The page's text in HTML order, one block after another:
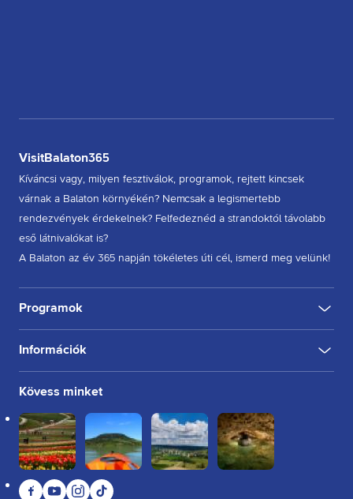
VisitBalaton365
Kíváncsi vagy, milyen fesztiválok, programok, rejtett kincsek
várnak a Balaton környékén? Nemcsak a legismertebb
rendezvények érdekelnek? Felfedeznéd a strandoktól távolabb
eső látnivalókat is?
A Balaton az év 365 napján tökéletes úti cél, ismerd meg velünk!
Programok
KULTÚRA FESZTIVÁL
TÚRA, SÉTA
KERÉKPÁROZÁS
Információk
Rólunk
Kapcsolat
Partnereink
Felhasználási feltételek
Adatkezelési tájékoztató
Sütikezelési tájékoztató
Kövess minket
Facebook
YouTubeInstagram
TikTok